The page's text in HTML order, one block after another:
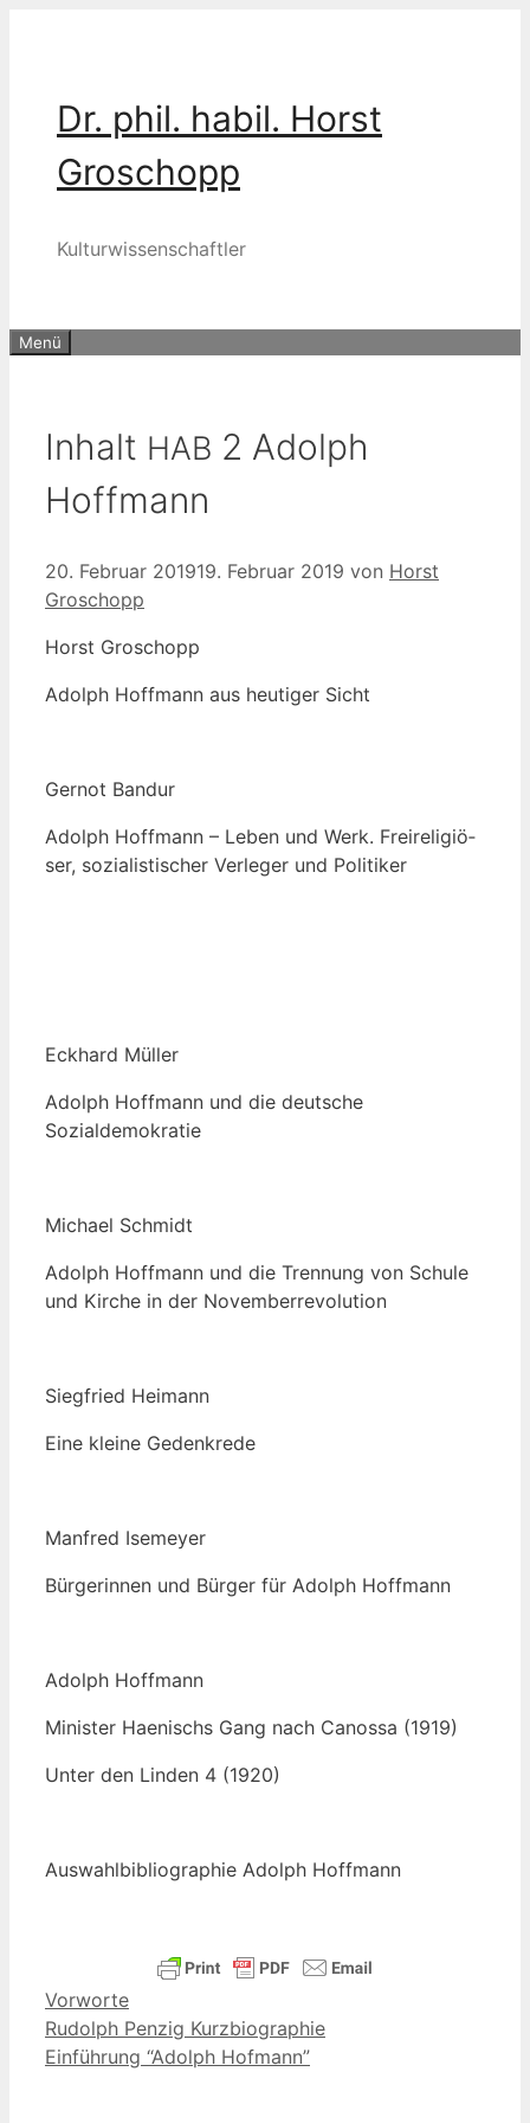
Dr. phil. habil. Horst
Groschopp
Kulturwissenschaftler
Menü
Inhalt HAB 2 Adolph
Hoffmann
20. Februar 201919. Februar 2019 von Horst
Groschopp
Horst Gro­schopp
Adolph Hoff­mann aus heu­ti­ger Sicht
Ger­not Bandur
Adolph Hoff­mann – Leben und Werk. Frei­re­li­giö­
ser, sozia­lis­ti­scher Ver­le­ger und Politiker
Eck­hard Müller
Adolph Hoff­mann und die deut­sche
Sozialdemokratie
Micha­el Schmidt
Adolph Hoff­mann und die Tren­nung von Schu­le
und Kir­che in der Novemberrevolution
Sieg­fried Heimann
Eine klei­ne Gedenkrede
Man­fred Isemeyer
Bür­ge­rin­nen und Bür­ger für Adolph Hoffmann
Adolph Hoff­mann
Minis­ter Hae­nischs Gang nach Canos­sa (1919)
Unter den Lin­den 4 (1920)
Aus­wahl­bi­blio­gra­phie Adolph Hoffmann
Kategorien
Vorworte
Rudolph Penzig Kurzbiographie
Einführung “Adolph Hofmann”